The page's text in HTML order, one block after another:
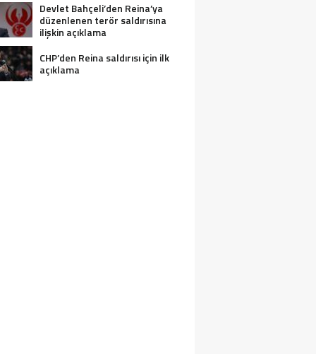
Devlet Bahçeli’den Reina’ya
düzenlenen terör saldırısına
ilişkin açıklama
CHP’den Reina saldırısı için ilk
açıklama